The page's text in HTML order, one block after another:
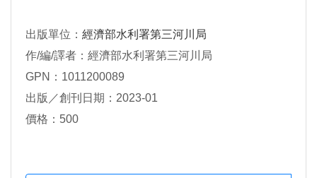
出版單位： 經濟部水利署第三河川局
作/編/譯者：經濟部水利署第三河川局
GPN：1011200089
出版／創刊日期：2023-01
價格：500